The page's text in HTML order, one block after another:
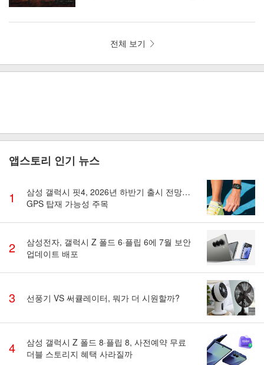
전체 보기
앱스토리 인기 뉴스
1
삼성 갤럭시 핏4, 2026년 하반기 출시 전망…
GPS 탑재 가능성 주목
2
삼성전자, 갤럭시 Z 폴드 6·플립 6에 7월 보안
업데이트 배포
3 선풍기 VS 써큘레이터, 뭐가 더 시원할까?
4
삼성 갤럭시 Z 폴드 8·플립 8, 사전예약 무료
더블 스토리지 혜택 사라질까